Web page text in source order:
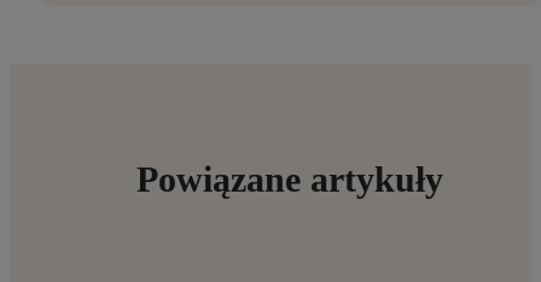
Powiązane artykuły